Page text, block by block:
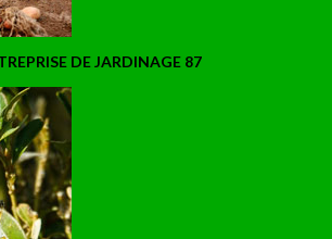
DE JARDINAGE 87